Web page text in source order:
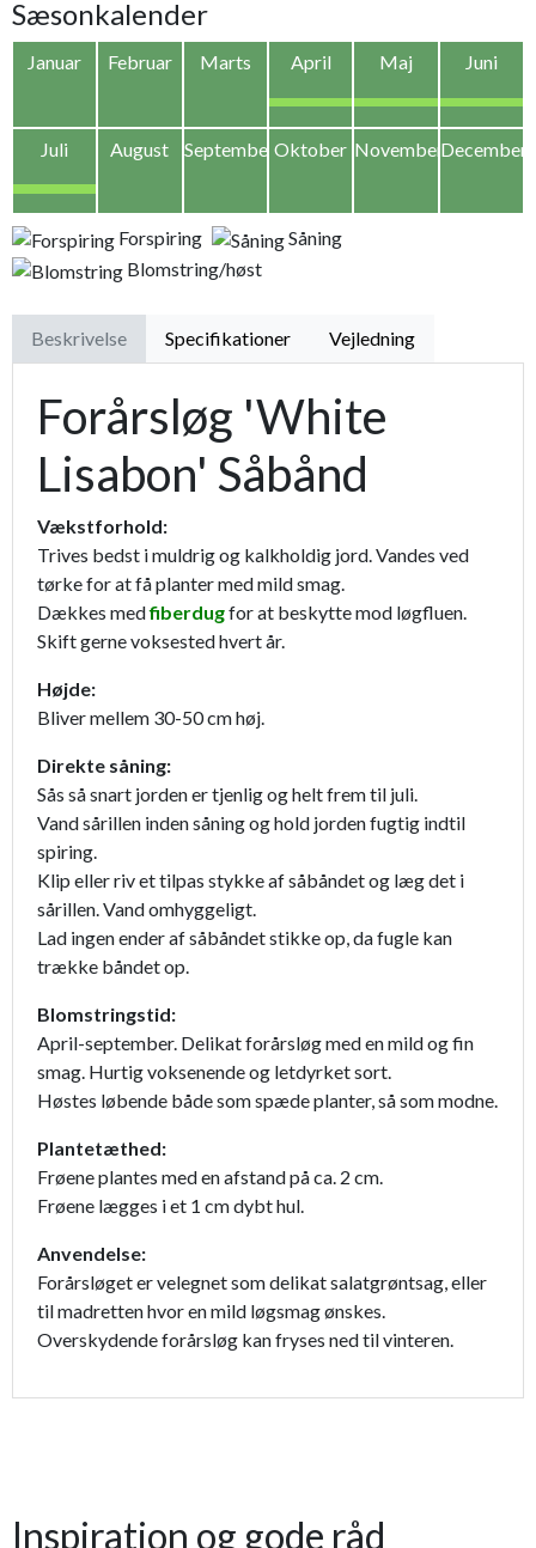
Sæsonkalender
Januar Februar Marts April Maj Juni
Juli August SeptemberOktober NovemberDecember
Forspiring
Såning
Blomstring/høst
Beskrivelse Specifikationer Vejledning
Forårsløg 'White
Lisabon' Såbånd
Vækstforhold:
Trives bedst i muldrig og kalkholdig jord. Vandes ved
tørke for at få planter med mild smag.
Dækkes medfiberdugfor at beskytte mod løgfluen.
Skift gerne voksested hvert år.
Højde:
Bliver mellem 30-50 cm høj.
Direkte såning:
Sås så snart jorden er tjenlig og helt frem til juli.
Vand sårillen inden såning og hold jorden fugtig indtil
spiring.
Klip eller riv et tilpas stykke af såbåndet og læg det i
sårillen. Vand omhyggeligt.
Lad ingen ender af såbåndet stikke op, da fugle kan
trække båndet op.
Blomstringstid:
April-september. Delikat forårsløg med en mild og fin
smag. Hurtig voksenende og letdyrket sort.
Høstes løbende både som spæde planter, så som modne.
Plantetæthed:
Frøene plantes med en afstand på ca. 2 cm.
Frøene lægges i et 1 cm dybt hul.
Anvendelse:
Forårsløget er velegnet som delikat salatgrøntsag, eller
til madretten hvor en mild løgsmag ønskes.
Overskydende forårsløg kan fryses ned til vinteren.
Inspiration og gode råd